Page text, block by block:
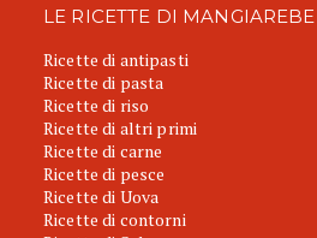
LE RICETTE DI
Ricette di antipasti
Ricette di pasta
Ricette di riso
Ricette di altri primi
Ricette di carne
Ricette di pesce
Ricette di Uova
Ricette di contorni